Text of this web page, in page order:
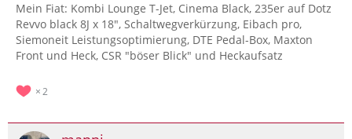
Mein Fiat: Kombi Lounge T-Jet, Cinema Black, 235er auf Dotz
Revvo black 8J x 18", Schaltwegverkürzung, Eibach pro,
Siemoneit Leistungsoptimierung, DTE Pedal-Box, Maxton
Front und Heck, CSR "böser Blick" und Heckaufsatz
2